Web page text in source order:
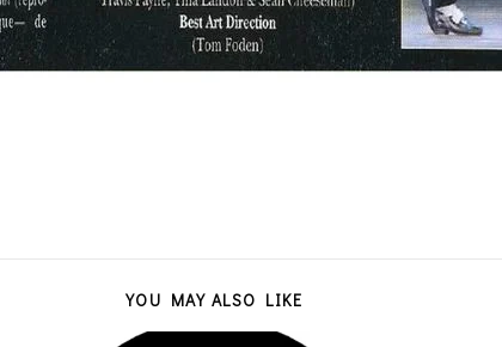
YOU MAY ALSO LIKE